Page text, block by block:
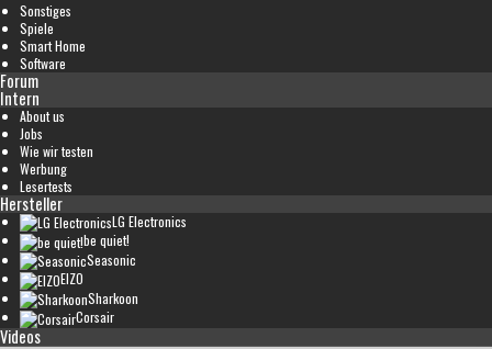
Sonstiges
Spiele
Smart Home
Software
Forum
Intern
About us
Jobs
Wie wir testen
Werbung
Lesertests
Hersteller
LG Electronics
be quiet!
Seasonic
EIZO
Sharkoon
Corsair
Videos